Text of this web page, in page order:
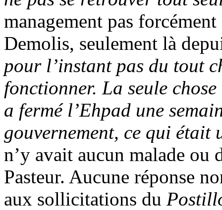
management pas
Demolis, seulement là
pour l’instant pas du tout
fonctionner. La seule
a fermé l’Ehpad une
gouvernement, ce qui était
n’y avait aucun malade ou
Pasteur. Aucune réponse
aux sollicitations du